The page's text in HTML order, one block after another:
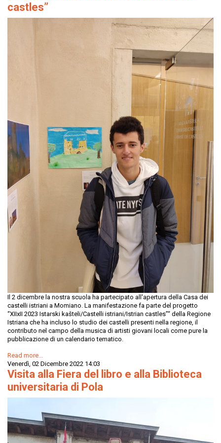
castles”
Il 2 dicembre la nostra scuola ha partecipato all'apertura della Casa dei
castelli istriani a Momiano. La manifestazione fa parte del progetto
“XIIxII 2023 Istarski kašteli/Castelli istriani/Istrian castles”“ della Regione
Istriana che ha incluso lo studio dei castelli presenti nella regione, il
contributo nel campo della musica di artisti giovani locali come pure la
pubblicazione di un calendario tematico.
Read more...
Venerdì, 02 Dicembre 2022 14:03
Visita alla Fiera del libro e alla Biblioteca
universitaria di Pola